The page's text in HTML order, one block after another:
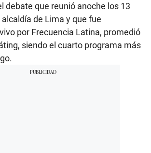
debate que reunió anoche los 13
de Lima y que fue
por Frecuencia Latina, promedió
siendo el cuarto programa más